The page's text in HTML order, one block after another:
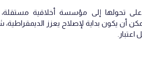
تحولها إلى مؤسسة أخلاقية
أن يكون بداية لإصلاح يعزز